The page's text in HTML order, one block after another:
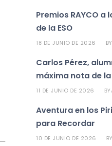
Premios RAYCO
de la ESO
18 DE JUNIO DE 2026 BY
Carlos Pérez,
máxima nota de
11 DE JUNIO DE 2026 BY
Aventura en los
para Recordar
10 DE JUNIO DE 2026 BY